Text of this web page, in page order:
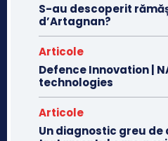
S-au descoperit
d’Artagnan?
Articole
Defence Innovation |
technologies
Articole
Un diagnostic greu